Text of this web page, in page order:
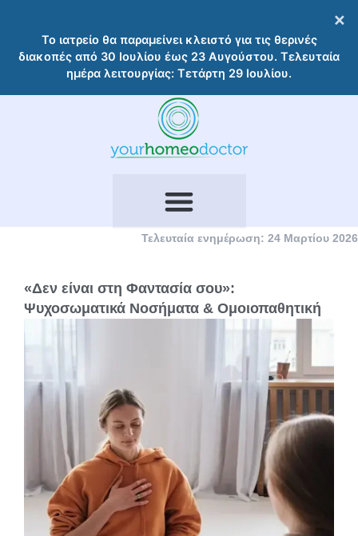
Το ιατρείο θα παραμείνει κλειστό για τις θερινές
διακοπές από 30 Ιουλίου έως 23 Αυγούστου. Τελευταία
ημέρα λειτουργίας: Τετάρτη 29 Ιουλίου.
×
περιεχόμενο
Τελευταία ενημέρωση: 24 Μαρτίου 2026
«Δεν είναι στη Φαντασία σου»:
Ψυχοσωματικά Νοσήματα & Ομοιοπαθητική